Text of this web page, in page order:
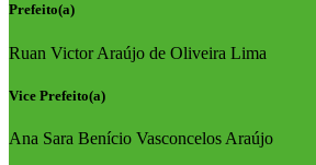
Prefeito(a)
Ruan Victor Araújo de Oliveira Lima
Vice Prefeito(a)
Ana Sara Benício Vasconcelos Araújo